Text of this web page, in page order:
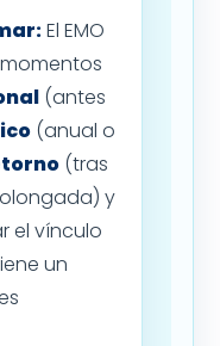
El EMO
(antes
(anual o
(tras
y
el vínculo
un